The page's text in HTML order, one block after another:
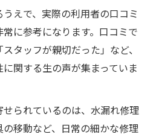
えで、実際の利用者の口コミ
に参考になります。口コミで
タッフが親切だった」など、
関する生の声が集まっていま
られているのは、水漏れ修理
移動など、日常の細かな修理